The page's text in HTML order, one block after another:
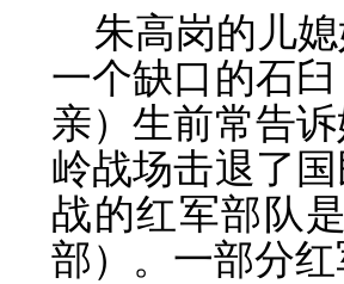
朱高岗的儿
一个缺口的石
亲）生前常告
岭战场击退了
战的红军部队
部）。一部分